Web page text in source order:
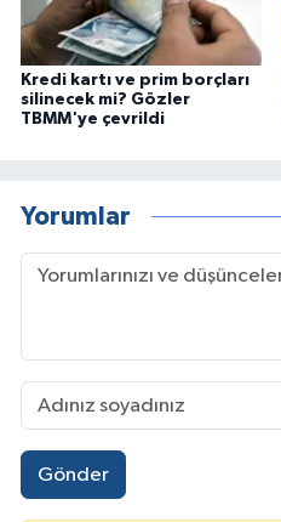
Kredi kartı ve prim borçları
silinecek mi? Gözler
TBMM'ye çevrildi
Yorumlar
Gönder